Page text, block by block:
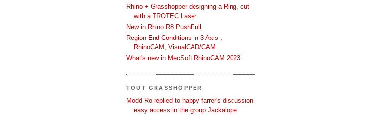
Rhino + Grasshopper designing a Ring, cut
with a TROTEC Laser
New in Rhino R8 PushPull
Region End Conditions in 3 Axis ,
RhinoCAM, VisualCAD/CAM
What's new in MecSoft RhinoCAM 2023
TOUT GRASSHOPPER
Modd Ro replied to happy farrer's discussion
easy access in the group Jackalope